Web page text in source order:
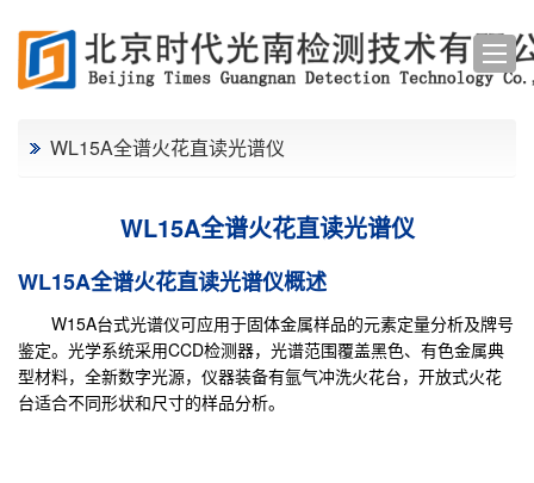
WL15A全谱火花直读光谱仪
WL15A全谱火花直读光谱仪
WL15A全谱火花直读光谱仪概述
W15A台式光谱仪可应用于固体金属样品的元素定量分析及牌号
鉴定。光学系统采用CCD检测器，光谱范围覆盖黑色、有色金属典
型材料，全新数字光源，仪器装备有氩气冲洗火花台，开放式火花
台适合不同形状和尺寸的样品分析。